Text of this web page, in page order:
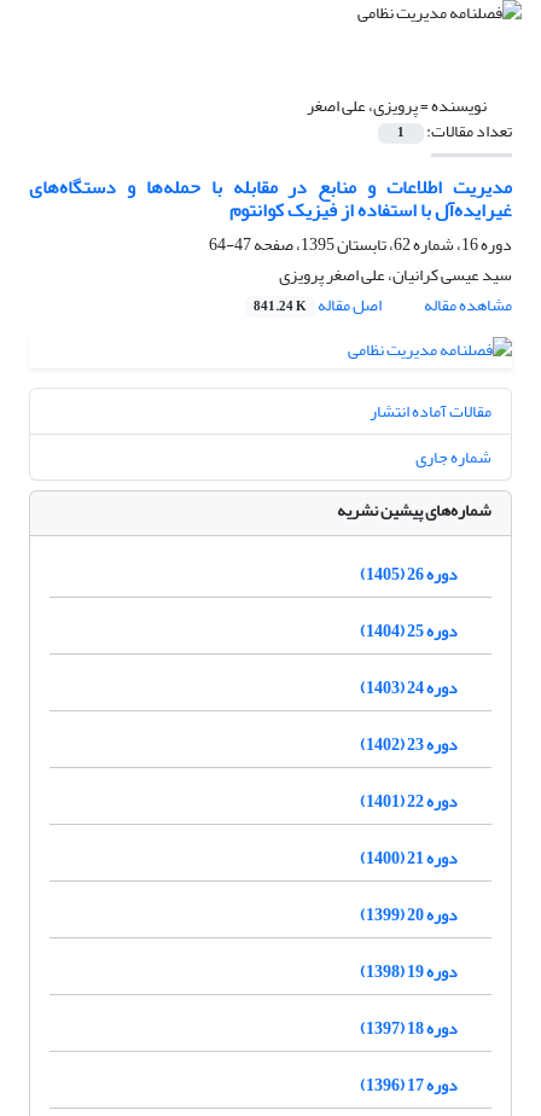
نویسنده =پرویزی، علی اصغر
تعداد مقالات: 1
مدیریت اطلاعات و منابع در مقابله با حمله‌ها و دستگاه‌های
غیرایده‌آل با استفاده از فیزیک کوانتوم
دوره 16، شماره 62، تابستان 1395، صفحه
47-64
سید عیسی کرانیان، علی اصغر پرویزی
مشاهده مقاله
اصل مقاله 841.24 K
مقالات آماده انتشار
شماره جاری
شماره‌های پیشین نشریه
دوره 26 (1405)
دوره 25 (1404)
دوره 24 (1403)
دوره 23 (1402)
دوره 22 (1401)
دوره 21 (1400)
دوره 20 (1399)
دوره 19 (1398)
دوره 18 (1397)
دوره 17 (1396)